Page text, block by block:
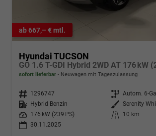
ab 667,– € mtl.
Hyundai TUCSON
sofort lieferbar Neuwagen mit Tageszulassung
Fahrzeugnr. 1296747 Getriebe Autom. 6-
Kraftstoff
Hybrid Benzin Außenfarbe Serenity
Leistung
176 kW (239 PS) Kilometerstand
10 km
30.11.2025